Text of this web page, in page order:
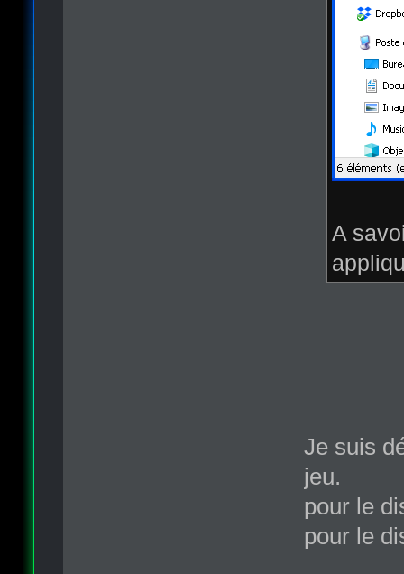
A
Je suis
jeu.
pour le
pour le